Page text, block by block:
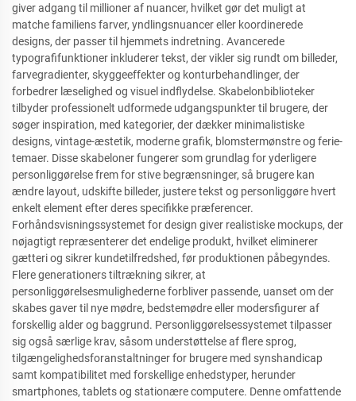
giver adgang til millioner af nuancer, hvilket gør det muligt at
matche familiens farver, yndlingsnuancer eller koordinerede
designs, der passer til hjemmets indretning. Avancerede
typografifunktioner inkluderer tekst, der vikler sig rundt om billeder,
farvegradienter, skyggeeffekter og konturbehandlinger, der
forbedrer læselighed og visuel indflydelse. Skabelonbiblioteker
tilbyder professionelt udformede udgangspunkter til brugere, der
søger inspiration, med kategorier, der dækker minimalistiske
designs, vintage-æstetik, moderne grafik, blomstermønstre og ferie-
temaer. Disse skabeloner fungerer som grundlag for yderligere
personliggørelse frem for stive begrænsninger, så brugere kan
ændre layout, udskifte billeder, justere tekst og personliggøre hvert
enkelt element efter deres specifikke præferencer.
Forhåndsvisningssystemet for design giver realistiske mockups, der
nøjagtigt repræsenterer det endelige produkt, hvilket eliminerer
gætteri og sikrer kundetilfredshed, før produktionen påbegyndes.
Flere generationers tiltrækning sikrer, at
personliggørelsesmulighederne forbliver passende, uanset om der
skabes gaver til nye mødre, bedstemødre eller modersfigurer af
forskellig alder og baggrund. Personliggørelsessystemet tilpasser
sig også særlige krav, såsom understøttelse af flere sprog,
tilgængelighedsforanstaltninger for brugere med synshandicap
samt kompatibilitet med forskellige enhedstyper, herunder
smartphones, tablets og stationære computere. Denne omfattende